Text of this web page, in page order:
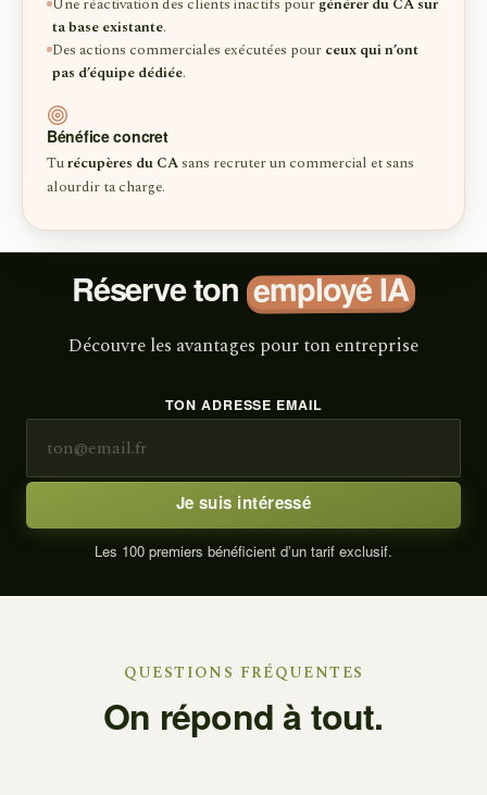
Une réactivation des clients inactifs pour générer du CA sur
ta base existante.
Des actions commerciales exécutées pour ceux qui n’ont
pas d’équipe dédiée.
Bénéfice concret
Turécupères du CAsans recruter un commercial et sans
alourdir ta charge.
Réserve ton employé IA
Découvre les avantages pour ton entreprise
TON ADRESSE EMAIL
Je suis intéressé
Les 100 premiers bénéficient d’un tarif exclusif.
QUESTIONS FRÉQUENTES
On répond à tout.